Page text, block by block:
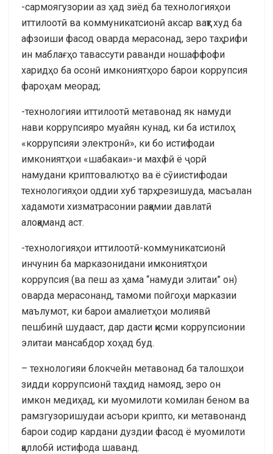
-сармоягузории аз ҳад зиёд ба технологияҳои
иттилоотӣ ва коммуникатсионӣ аксар вақт худ ба
афзоиши фасод оварда мерасонад, зеро таҳрифи
ин маблағҳо тавассути раванди ношаффофи
харидҳо ба осонӣ имкониятҳоро барои коррупсия
фароҳам меорад;
-технологияи иттилоотӣ метавонад як намуди
нави коррупсияро муайян кунад, ки ба истилоҳ
«коррупсияи электронӣ», ки бо истифодаи
имкониятҳои «шабакаи»-и махфӣ ё ҷорӣ
намудани криптовалютҳо ва ё сӯиистифодаи
технологияҳои оддии хуб тарҳрезишуда, масъалан
хадамоти хизматрасонии рақамии давлатӣ
алоқаманд аст.
-технологияҳои иттилоотӣ-коммуникатсионӣ
инчунин ба марказонидани имкониятҳои
коррупсия (ва пеш аз ҳама “намуди элитаи” он)
оварда мерасонанд, тамоми пойгоҳи марказии
маълумот, ки барои амалиетҳои молиявӣ
пешбинӣ шудааст, дар дасти қисми коррупсионии
элитаи мансабдор хоҳад буд.
– технологияи блокчейн метавонад ба талошҳои
зидди коррупсионӣ таҳдид намояд, зеро он
имкон медиҳад, ки муомилоти комилан беном ва
рамзгузоришудаи асъори крипто, ки метавонанд
барои содир кардани дуздии фасод ё муомилоти
қаллобӣ истифода шаванд.